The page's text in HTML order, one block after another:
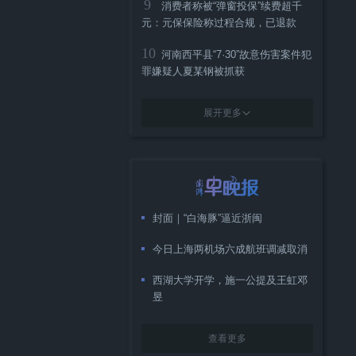
9
消费者称被“弹窗投保”续费超千
元：元保保险称过程合规，已退款
10 河南西平县“7·30”故意伤害案件犯
罪嫌疑人夏某钢被抓获
展开更多
封面｜“白海豚”逼近浙闽
今日上海两机场六成航班调减取消
西湖大学开学，施一公提及王虹邓
昱
查看更多